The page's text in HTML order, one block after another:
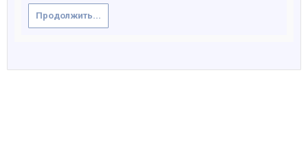
Продолжить...